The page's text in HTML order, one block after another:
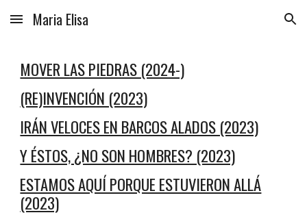
Skip to main content Skip to navigation
Maria Elisa
MOVER LAS PIEDRAS (2024-)
(RE)INVENCIÓN (2023)
IRÁN VELOCES EN BARCOS ALADOS (2023)
Y ÉSTOS, ¿NO SON HOMBRES? (2023)
ESTAMOS AQUÍ PORQUE ESTUVIERON ALLÁ
(2023)